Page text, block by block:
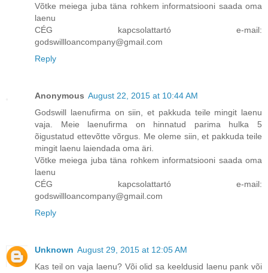
Võtke meiega juba täna rohkem informatsiooni saada oma
laenu
CÉG kapcsolattartó e-mail:
godswillloancompany@gmail.com
Reply
Anonymous August 22, 2015 at 10:44 AM
Godswill laenufirma on siin, et pakkuda teile mingit laenu
vaja. Meie laenufirma on hinnatud parima hulka 5
õigustatud ettevõtte võrgus. Me oleme siin, et pakkuda teile
mingit laenu laiendada oma äri.
Võtke meiega juba täna rohkem informatsiooni saada oma
laenu
CÉG kapcsolattartó e-mail:
godswillloancompany@gmail.com
Reply
Unknown August 29, 2015 at 12:05 AM
Kas teil on vaja laenu? Või olid sa keeldusid laenu pank või